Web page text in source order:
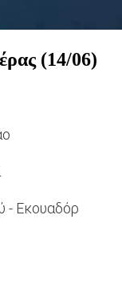
(14/06)
- Εκουαδόρ